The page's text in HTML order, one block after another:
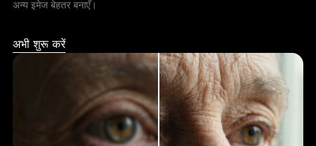
अन्य इमेज बेहतर बनाएँ।
अभी शुरू करें